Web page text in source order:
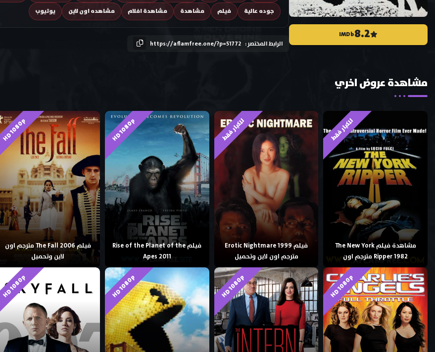
8.2
IMDb
جوده عالية
فيلم مشاهدة مشاهدة افلام مشاهده اون لاين يوتيوب
الرابط المختصر : https://aflamfree.one/?p=51772
مشاهدة عروض اخري
للكبار فقط
مشاهدة فيلم The New York
Ripper 1982 مترجم اون
للكبار فقط
فيلم Erotic Nightmare 1999
مترجم اون لاين وتحميل
HD 1080p
فيلم Rise of the Planet of the
Apes 2011
HD 1080p
فيلم The Fall 2006 مترجم اون
لاين وتحميل
HD 1080p
HD 1080p
HD 1080p
HD 1080p